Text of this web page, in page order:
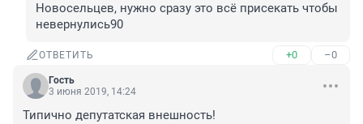
Новосельцев, нужно сразу это всё присекать чтобы
невернулись90
ОТВЕТИТЬ +0 –0
Гость
3 июня 2019, 14:24
Типично депутатская внешность!